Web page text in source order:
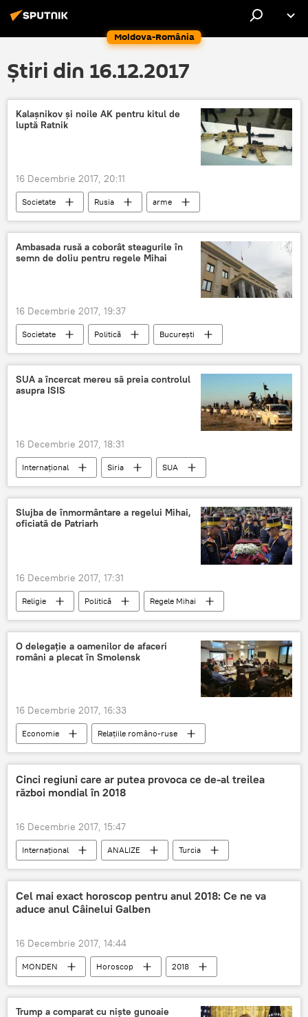
Moldova-România
Știri din 16.12.2017
Kalașnikov și noile AK pentru kitul de
luptă Ratnik
16 Decembrie 2017, 20:11
Societate Rusia
arme
AK-12
Ambasada rusă a coborât steagurile în
semn de doliu pentru regele Mihai
16 Decembrie 2017, 19:37
Societate Politică
București
Steagul
doliu
Ambasada rusă
Casa Regală a României
Regele Mihai I a plecat în lumea celor drepți
SUA a încercat mereu să preia controlul
asupra ISIS
16 Decembrie 2017, 18:31
Internaţional Siria
SUA
Konstantin Sivkov
Statul Islamic
ISIS
Războiul din Siria. Tensiunile din provincia Idlib
Slujba de înmormântare a regelui Mihai,
oficiată de Patriarh
16 Decembrie 2017, 17:31
Religie Politică
Regele Mihai
Patriarhul Daniel
înmormântare
slujba
Catedrala Patriarhală
Casa Regală a României
O delegație a oamenilor de afaceri
români a plecat în Smolensk
16 Decembrie 2017, 16:33
Economie
Relațiile româno-ruse
România
Rusia
Cinci regiuni care ar putea provoca ce de-al treilea
război mondial în 2018
16 Decembrie 2017, 15:47
Internaţional ANALIZE
Turcia
Ucraina
Coreea de Nord
Golful Persic
Al treilea război mondial
Cel mai exact horoscop pentru anul 2018: Ce ne va
aduce anul Câinelui Galben
16 Decembrie 2017, 14:44
MONDEN Horoscop 2018
Trump a comparat cu niște gunoaie